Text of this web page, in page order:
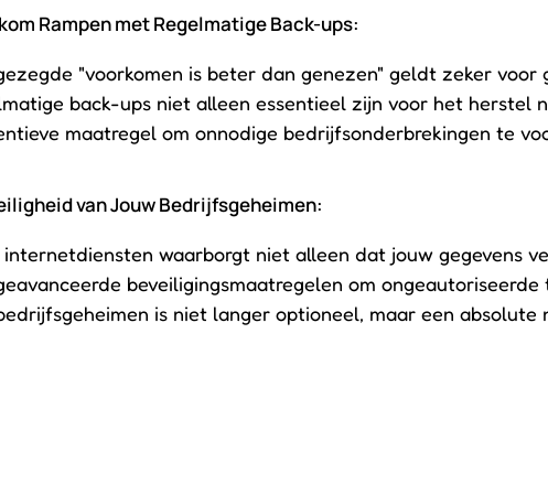
Rampen met Regelmatige Back-ups:
"voorkomen is beter dan genezen" geldt zeker voor
back-ups niet alleen essentieel zijn voor het herstel
maatregel om onnodige bedrijfsonderbrekingen te
van Jouw Bedrijfsgeheimen:
internetdiensten waarborgt niet alleen dat jouw gegevens
beveiligingsmaatregelen om
is niet langer optioneel, maar een absolute